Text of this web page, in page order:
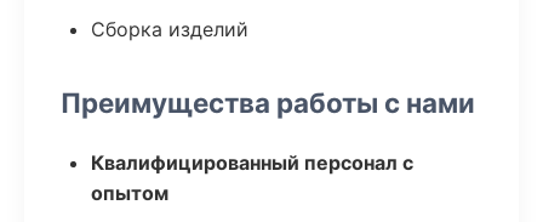
Сборка изделий
Преимущества работы с нами
Квалифицированный персонал с
опытом